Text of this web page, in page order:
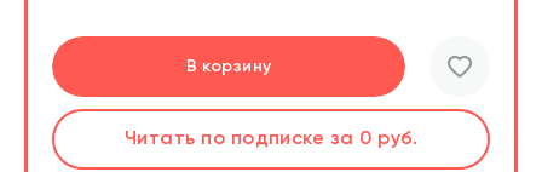
В корзину
В корзине
Читать по подписке за 0 руб.
Перейти
Читать по подписке за 0 руб.
Перейти
Слушатьпо подпискеза 0 руб.